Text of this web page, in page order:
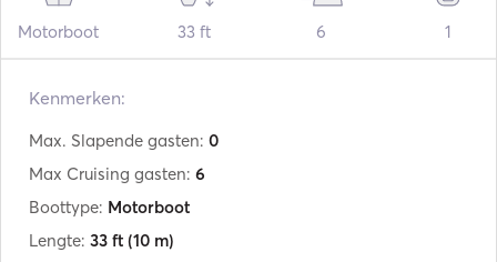
Motorboot 33 ft 6 1
Kenmerken:
Max. Slapende gasten: 0
Max Cruising gasten: 6
Boottype: Motorboot
Lengte: 33 ft (10 m)